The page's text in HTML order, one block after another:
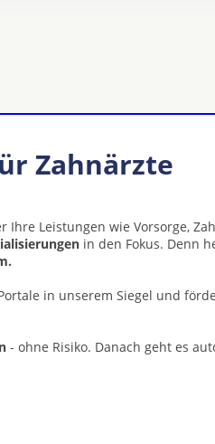
Zahnärzte
Leistungen wie Vorsorge,
in den Fokus. Denn
in unserem Siegel und
- ohne Risiko. Danach geht es